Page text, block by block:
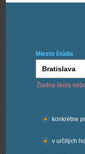
Miesto štúdia
Žiadna škola
konkrétne
v určitých